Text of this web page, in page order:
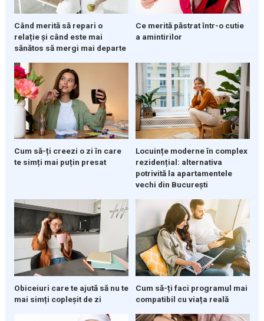
Când merită să repari o
relație și când este mai
sănătos să mergi mai departe
Ce merită păstrat într-o cutie
a amintirilor
Cum să-ți creezi o zi în care
te simți mai puțin presat
Locuințe moderne în complex
rezidențial: alternativa
potrivită la apartamentele
vechi din București
Obiceiuri care te ajută să nu te
mai simți copleșit de zi
Cum să-ți faci programul mai
compatibil cu viața reală